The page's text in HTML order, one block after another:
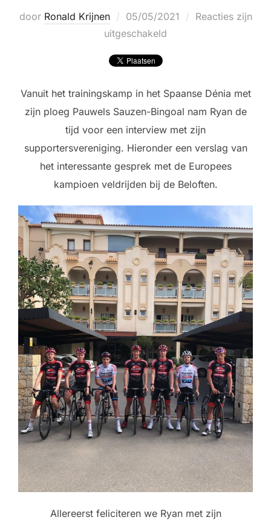
door Ronald Krijnen
Geplaatst
op
05/05/2021
Reacties zijn
uitgeschakeld
Vanuit het trainingskamp in het Spaanse Dénia met
zijn ploeg Pauwels Sauzen-Bingoal nam Ryan de
tijd voor een interview met zijn
supportersvereniging. Hieronder een verslag van
het interessante gesprek met de Europees
kampioen veldrijden bij de Beloften.
Allereerst feliciteren we Ryan met zijn